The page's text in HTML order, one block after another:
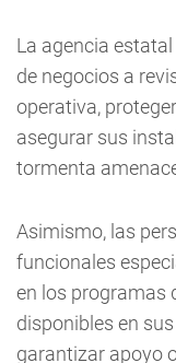
La agencia
de negocios a
operativa,
asegurar sus
tormenta
Asimismo, las
funcionales
en los programas
disponibles en
garantizar apoyo